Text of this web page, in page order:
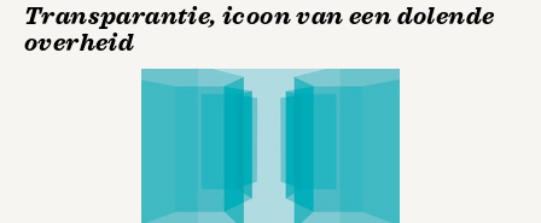
Transparantie, icoon van een dolende
overheid